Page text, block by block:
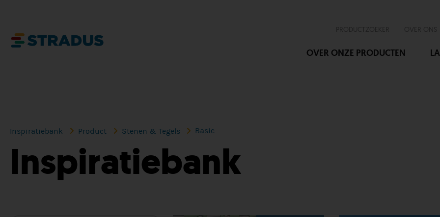
OVER ONZE PRODUCTEN
Inspiratiebank Product Stenen & Tegels Basic
Inspiratiebank